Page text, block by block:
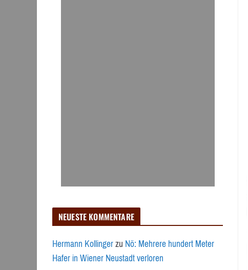
NEUESTE KOMMENTARE
Hermann KollingerzuNö: Mehrere hundert Meter
Hafer in Wiener Neustadt verloren